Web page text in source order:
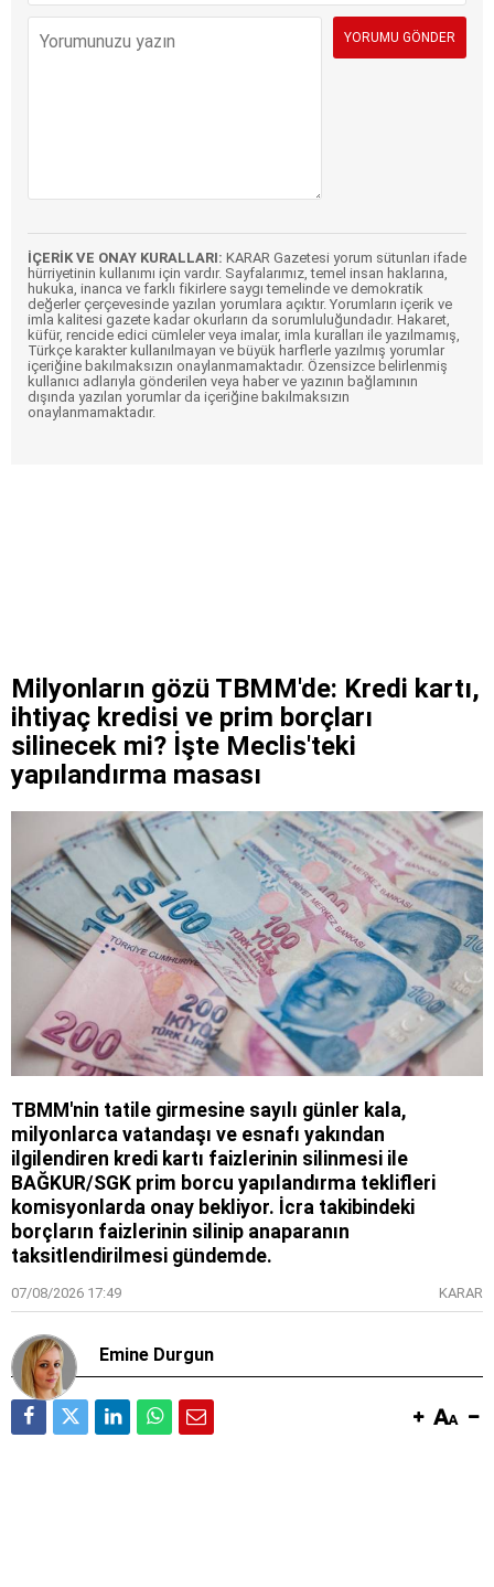
İÇERİK VE ONAY KURALLARI: KARAR Gazetesi yorum sütunları ifade
hürriyetinin kullanımı için vardır. Sayfalarımız, temel insan haklarına,
hukuka, inanca ve farklı fikirlere saygı temelinde ve demokratik
değerler çerçevesinde yazılan yorumlara açıktır. Yorumların içerik ve
imla kalitesi gazete kadar okurların da sorumluluğundadır. Hakaret,
küfür, rencide edici cümleler veya imalar, imla kuralları ile yazılmamış,
Türkçe karakter kullanılmayan ve büyük harflerle yazılmış yorumlar
içeriğine bakılmaksızın onaylanmamaktadır. Özensizce belirlenmiş
kullanıcı adlarıyla gönderilen veya haber ve yazının bağlamının
dışında yazılan yorumlar da içeriğine bakılmaksızın
onaylanmamaktadır.
Milyonların gözü TBMM'de: Kredi kartı,
ihtiyaç kredisi ve prim borçları
silinecek mi? İşte Meclis'teki
yapılandırma masası
TBMM'nin tatile girmesine sayılı günler kala,
milyonlarca vatandaşı ve esnafı yakından
ilgilendiren kredi kartı faizlerinin silinmesi ile
BAĞKUR/SGK prim borcu yapılandırma teklifleri
komisyonlarda onay bekliyor. İcra takibindeki
borçların faizlerinin silinip anaparanın
taksitlendirilmesi gündemde.
07/08/2026 17:49 KARAR
Emine Durgun